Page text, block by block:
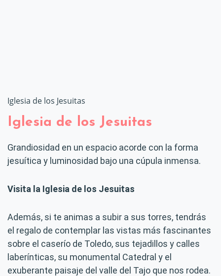
Iglesia de los Jesuitas
Iglesia de los Jesuitas
Grandiosidad en un espacio acorde con la forma
jesuítica y luminosidad bajo una cúpula inmensa.
Visita la Iglesia de los Jesuitas
Además, si te animas a subir a sus torres, tendrás
el regalo de contemplar las vistas más fascinantes
sobre el caserío de Toledo, sus tejadillos y calles
laberínticas, su monumental Catedral y el
exuberante paisaje del valle del Tajo que nos rodea.